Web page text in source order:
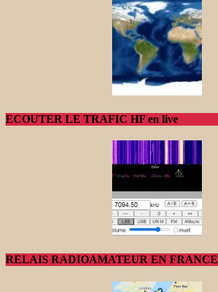
ECOUTER LE TRAFIC HF en live
RELAIS RADIOAMATEUR EN FRANCE